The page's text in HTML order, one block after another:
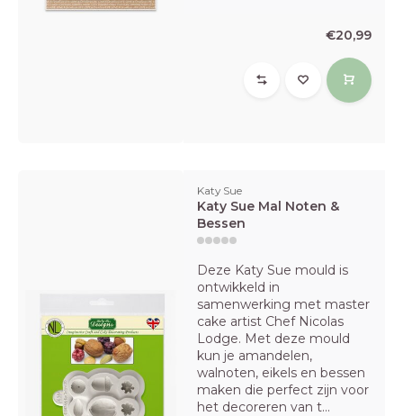
€20,99
Katy Sue
Katy Sue Mal Noten &
Bessen
Deze Katy Sue mould is
ontwikkeld in
samenwerking met master
cake artist Chef Nicolas
Lodge. Met deze mould
kun je amandelen,
walnoten, eikels en bessen
maken die perfect zijn voor
het decoreren van t...